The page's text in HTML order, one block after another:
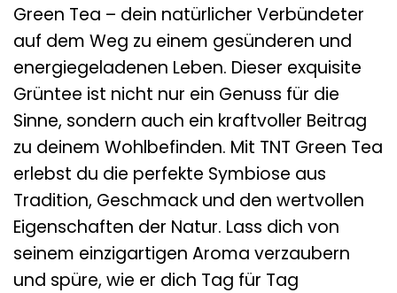
Green Tea – dein natürlicher Verbündeter
auf dem Weg zu einem gesünderen und
energiegeladenen Leben. Dieser exquisite
Grüntee ist nicht nur ein Genuss für die
Sinne, sondern auch ein kraftvoller Beitrag
zu deinem Wohlbefinden. Mit TNT Green Tea
erlebst du die perfekte Symbiose aus
Tradition, Geschmack und den wertvollen
Eigenschaften der Natur. Lass dich von
seinem einzigartigen Aroma verzaubern
und spüre, wie er dich Tag für Tag